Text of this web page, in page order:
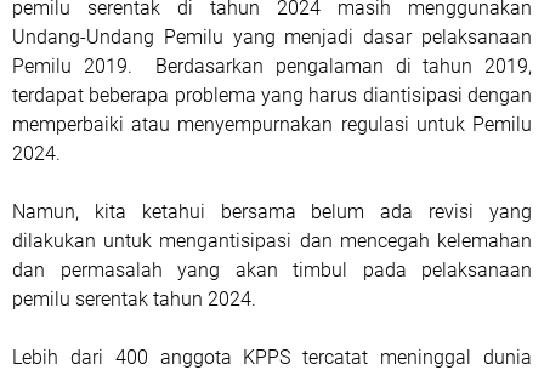
pemilu serentak di tahun 2024 masih menggunakan
Undang-Undang Pemilu yang menjadi dasar pelaksanaan
Pemilu 2019. Berdasarkan pengalaman di tahun 2019,
terdapat beberapa problema yang harus diantisipasi dengan
memperbaiki atau menyempurnakan regulasi untuk Pemilu
2024.
Namun, kita ketahui bersama belum ada revisi yang
dilakukan untuk mengantisipasi dan mencegah kelemahan
dan permasalah yang akan timbul pada pelaksanaan
pemilu serentak tahun 2024.
Lebih dari 400 anggota KPPS tercatat meninggal dunia